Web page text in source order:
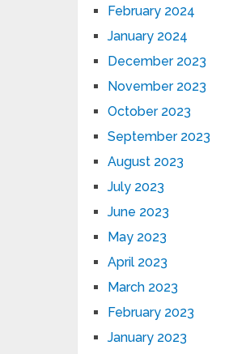
February 2024
January 2024
December 2023
November 2023
October 2023
September 2023
August 2023
July 2023
June 2023
May 2023
April 2023
March 2023
February 2023
January 2023